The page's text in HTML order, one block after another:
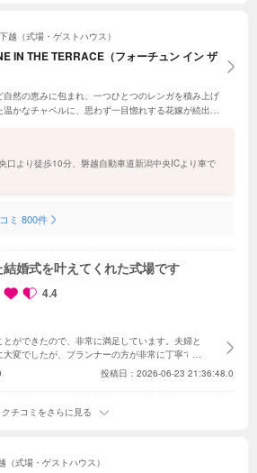
越（式場・ゲストハウス）
IN THE TERRACE（フォーチュン イン ザ
自然の恵みに包まれ、一つひとつのレンガを積み上げ
温かなチャペルに、思わず一目惚れする花嫁が続出！
口より徒歩10分、磐越自動車道新潟中央ICより車で
ミ 800件
婚式を叶えてくれた式場です
4.4
ができたので、非常に満足しています。夫婦と
変でしたが、プランナーの方が非常に丁寧で親
サポートしてくださったからこそより良い結婚
思っているので、本当に感謝しています。結婚
素あり、披露宴では新郎新婦クイズやマシュマ
容はモリモリでした。それでもスムーズな進行に
投稿日：2026-06-23 21:36:48.0
クチコミをさらに見る
（式場・ゲストハウス）